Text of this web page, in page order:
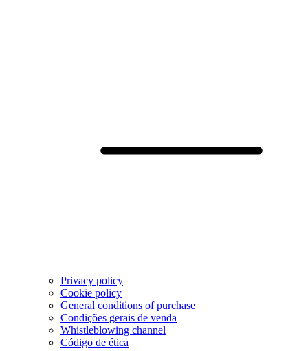
Privacy policy
Cookie policy
General conditions of purchase
Condições gerais de venda
Whistleblowing channel
Código de ética